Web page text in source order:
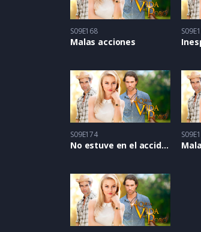
S09E168
Malas acciones
S09E174
No estuve en el accidente